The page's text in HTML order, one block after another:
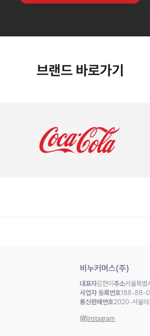
비누커머스(주)
대표자김한이 주소서울특별
사업자 등록번호188-88-
통신판매번호2020-서울마
Instagram